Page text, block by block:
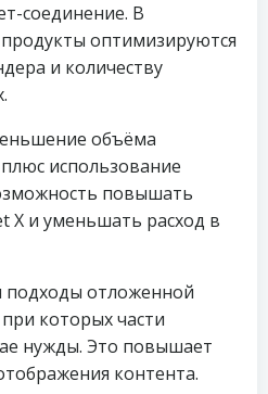
соединение. В
оптимизируются
и количеству
объёма
использование
повышать
X и уменьшать расход в
подходы отложенной
которых части
нужды. Это повышает
контента.